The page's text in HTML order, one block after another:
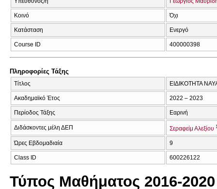
Κοινό Όχι
Κατάσταση Ενεργό
Course ID 400000398
Πληροφορίες Τάξης
Τίτλος ΕΙΔΙΚΟΤΗΤΑ
Ακαδημαϊκό Έτος 2022 – 2023
Περίοδος Τάξης Εαρινή
Διδάσκοντες μέλη ΔΕΠ Σεραφείμ Αλεξίου
Ώρες Εβδομαδιαία 9
Class ID 600226122
Τύπος Μαθήματος 2016-2020